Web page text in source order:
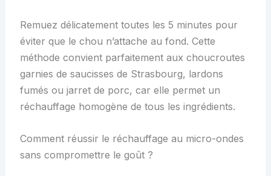
Remuez délicatement toutes les 5 minutes pour
éviter que le chou n’attache au fond. Cette
méthode convient parfaitement aux choucroutes
garnies de saucisses de Strasbourg, lardons
fumés ou jarret de porc, car elle permet un
réchauffage homogène de tous les ingrédients.
Comment réussir le réchauffage au micro-ondes
sans compromettre le goût ?